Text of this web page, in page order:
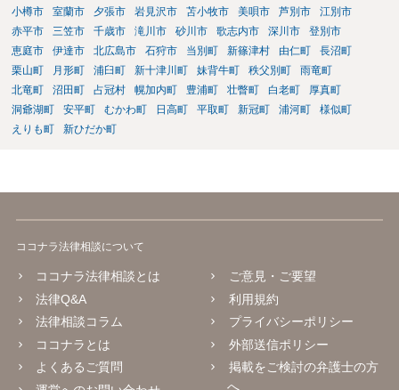
小樽市
室蘭市 夕張市 岩見沢市 苫小牧市 美唄市 芦別市
江別市
赤平市
三笠市 千歳市 滝川市 砂川市 歌志内市 深川市
登別市
恵庭市
伊達市 北広島市 石狩市 当別町 新篠津村 由仁町
長沼町
栗山町
月形町 浦臼町 新十津川町 妹背牛町 秩父別町
雨竜町
北竜町
沼田町 占冠村 幌加内町 豊浦町 壮瞥町 白老町
厚真町
洞爺湖町
安平町 むかわ町 日高町 平取町 新冠町 浦河町
様似町
えりも町
新ひだか町
ココナラ法律相談について
ココナラ法律相談とは
法律Q&A
法律相談コラム
ココナラとは
よくあるご質問
ご意見・ご要望
利用規約
プライバシーポリシー
外部送信ポリシー
掲載をご検討の弁護士の方
へ